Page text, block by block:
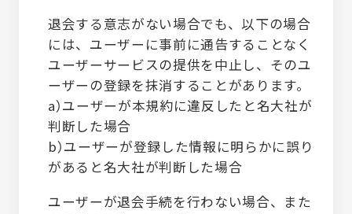
退会する意志がない場合でも、以下の場合
には、ユーザーに事前に通告することなく
ユーザーサービスの提供を中止し、そのユ
ーザーの登録を抹消することがあります。
a）ユーザーが本規約に違反したと名大社が
判断した場合
b）ユーザーが登録した情報に明らかに誤り
があると名大社が判断した場合
ユーザーが退会手続を行わない場合、また